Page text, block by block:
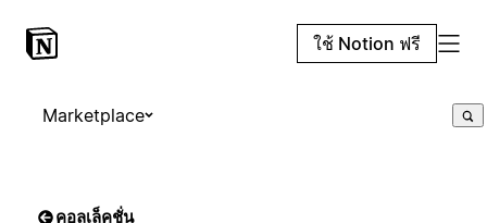
ใช้ Notion ฟรี
Marketplace
คอลเล็คชั่น